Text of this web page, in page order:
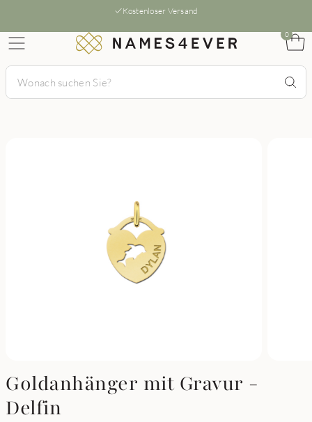
Kostenloser Versand
0
Goldanhänger mit Gravur -
Delfin